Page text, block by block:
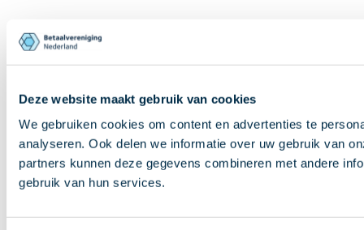
Deze website maakt gebruik van cookies
We gebruiken cookies om content en advertenties te
analyseren. Ook delen we informatie over uw gebruik van
partners kunnen deze gegevens combineren met andere
gebruik van hun services.